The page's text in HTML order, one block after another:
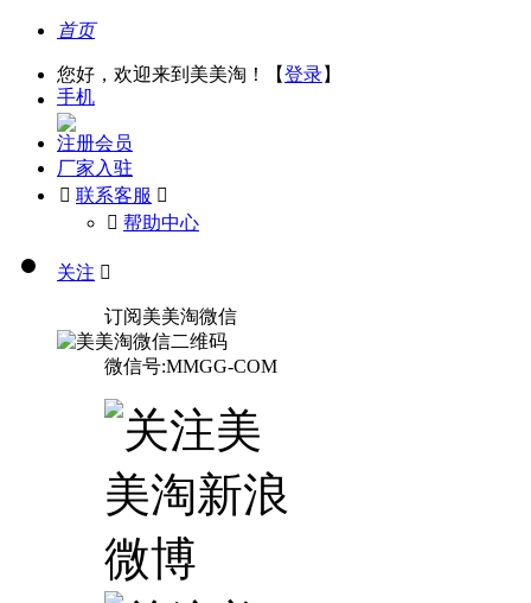
首页
您好，欢迎来到美美淘！【登录】
手机
注册会员
厂家入驻
 联系客服 
󰅃 帮助中心
关注 
订阅美美淘微信
微信号:MMGG-COM